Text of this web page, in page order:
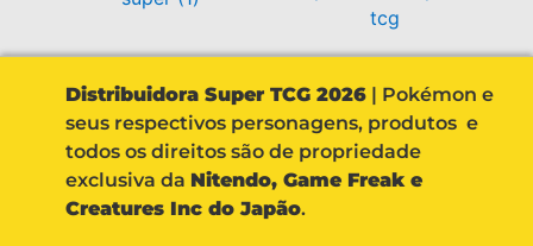
Distribuidora Super TCG 2026 | Pokémon e
seus respectivos personagens, produtos e
todos os direitos são de propriedade
exclusiva da Nitendo, Game Freak e
Creatures Inc do Japão.